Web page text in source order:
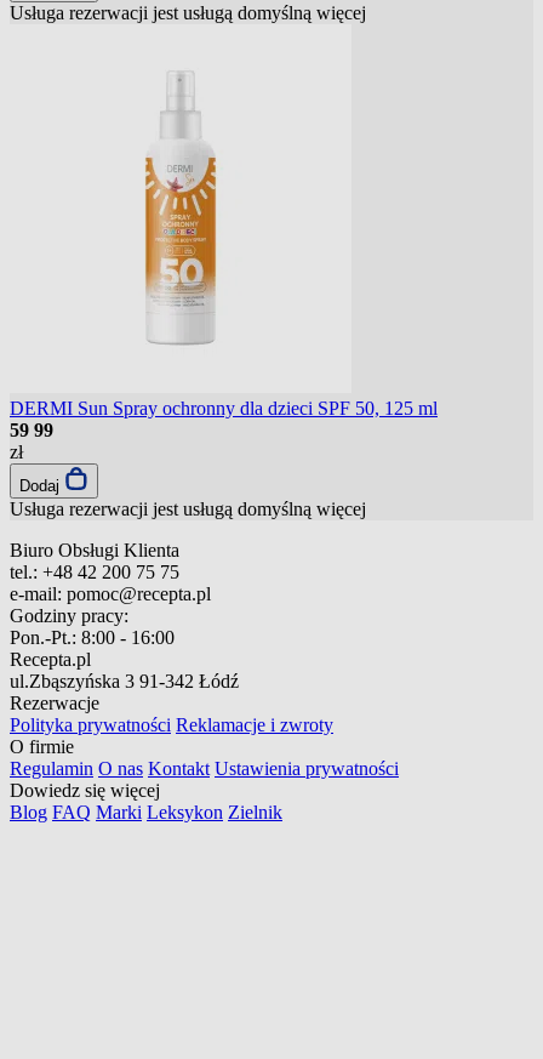
Usługa rezerwacji jest usługą domyślną więcej
DERMI Sun Spray ochronny dla dzieci SPF 50, 125 ml
59 99
zł
Dodaj
Usługa rezerwacji jest usługą domyślną więcej
Biuro Obsługi Klienta
tel.: +48 42 200 75 75
e-mail: pomoc@recepta.pl
Godziny pracy:
Pon.-Pt.: 8:00 - 16:00
Recepta.pl
ul.Zbąszyńska 3 91-342 Łódź
Rezerwacje
Polityka prywatności Reklamacje i zwroty
O firmie
Regulamin O nas Kontakt Ustawienia prywatności
Dowiedz się więcej
Blog FAQ Marki Leksykon Zielnik